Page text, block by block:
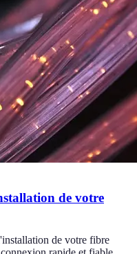
de votre
de votre fibre